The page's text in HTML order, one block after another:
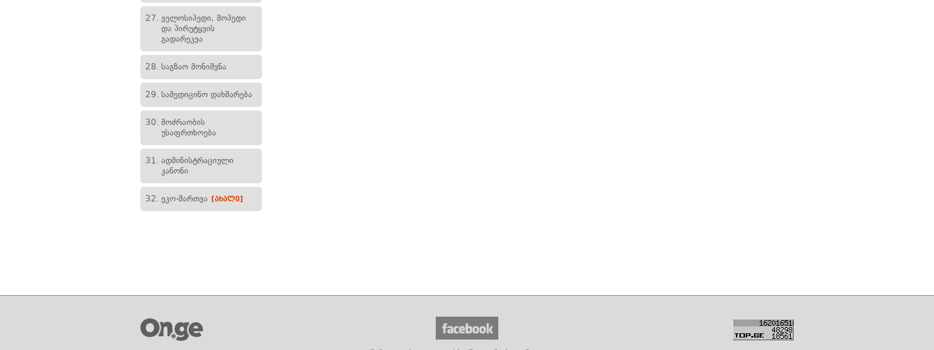
27. ველოსიპედი, მოპედი
და პირუტყვის
გადარეკვა
28. საგზაო მონიშვნა
29. სამედიცინო დახმარება
30. მოძრაობის
უსაფრთხოება
31. ადმინისტრაციული
კანონი
32. ეკო-მართვა [ახალი]